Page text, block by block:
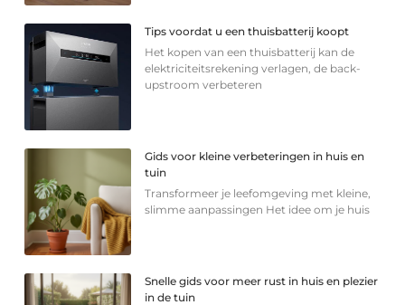
Tips voordat u een thuisbatterij koopt
Het kopen van een thuisbatterij kan de
elektriciteitsrekening verlagen, de back-
upstroom verbeteren
Gids voor kleine verbeteringen in huis en
tuin
Transformeer je leefomgeving met kleine,
slimme aanpassingen Het idee om je huis
Snelle gids voor meer rust in huis en plezier
in de tuin